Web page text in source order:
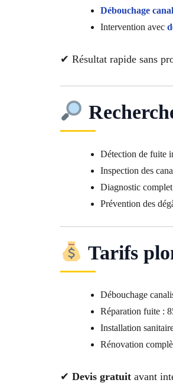
Débouchage
Intervention avec
✔ Résultat rapide sans
Détection de fuite
Inspection des
Diagnostic complet
Prévention des
Tarifs
Débouchage
Réparation fuite :
Installation
Rénovation
✔ Devis gratuit avant